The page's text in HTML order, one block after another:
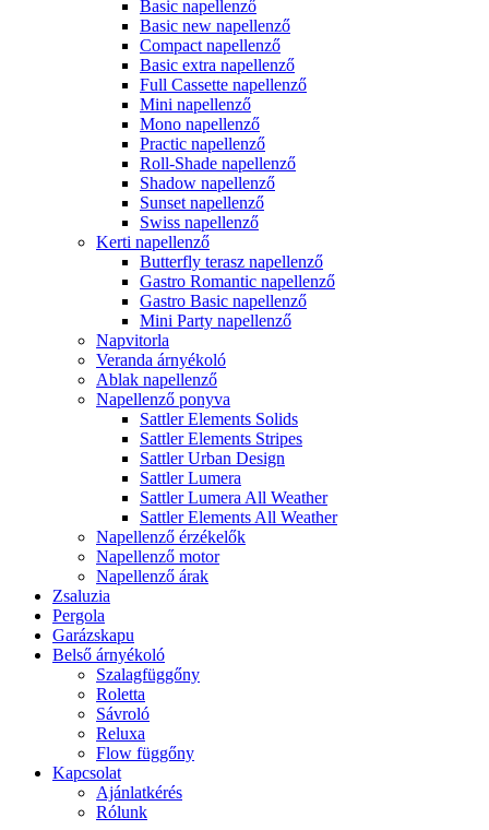
Basic napellenző
Basic new napellenző
Compact napellenző
Basic extra napellenző
Full Cassette napellenző
Mini napellenző
Mono napellenző
Practic napellenző
Roll-Shade napellenző
Shadow napellenző
Sunset napellenző
Swiss napellenző
Kerti napellenző
Butterfly terasz napellenző
Gastro Romantic napellenző
Gastro Basic napellenző
Mini Party napellenző
Napvitorla
Veranda árnyékoló
Ablak napellenző
Napellenző ponyva
Sattler Elements Solids
Sattler Elements Stripes
Sattler Urban Design
Sattler Lumera
Sattler Lumera All Weather
Sattler Elements All Weather
Napellenző érzékelők
Napellenző motor
Napellenző árak
Zsaluzia
Pergola
Garázskapu
Belső árnyékoló
Szalagfüggőny
Roletta
Sávroló
Reluxa
Flow függőny
Kapcsolat
Ajánlatkérés
Rólunk